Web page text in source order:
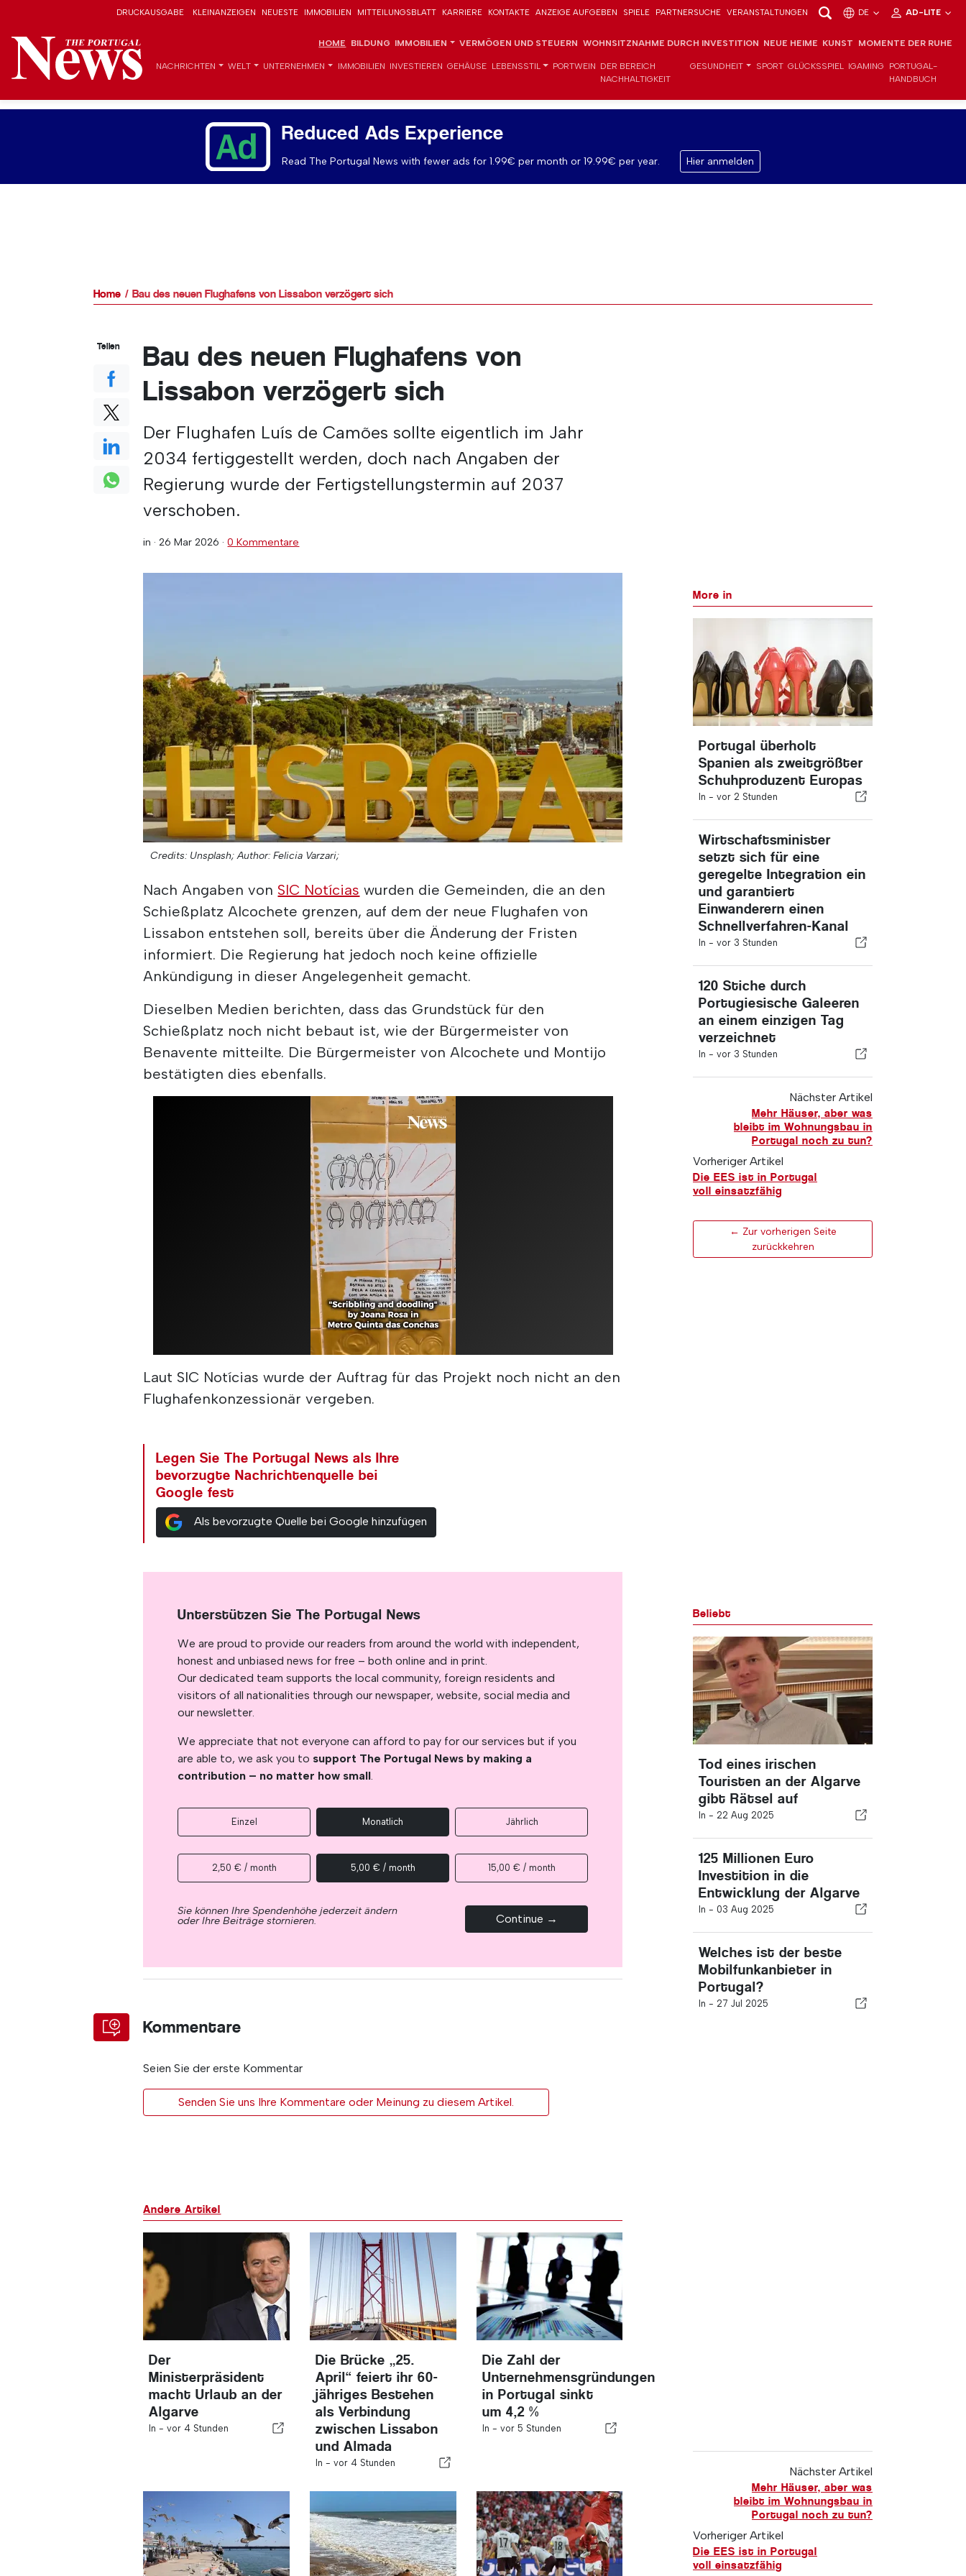
DRUCKAUSGABE KLEINANZEIGEN NEUESTE IMMOBILIEN MITTEILUNGSBLATT KARRIERE KONTAKTE ANZEIGE AUFGEBEN SPIELE PARTNERSUCHE VERANSTALTUNGEN DE AD-LITE
HOME BILDUNG IMMOBILIEN VERMÖGEN UND STEUERN WOHNSITZNAHME DURCH INVESTITION NEUE HEIME KUNST MOMENTE DER RUHE
NACHRICHTEN WELT UNTERNEHMEN IMMOBILIEN INVESTIEREN GEHÄUSE LEBENSSTIL PORTWEIN DER BEREICH
NACHHALTIGKEIT
GESUNDHEIT SPORT GLÜCKSSPIEL IGAMING
PORTUGAL-
HANDBUCH
Reduced Ads Experience
Read The Portugal News with fewer ads for 1.99€ per month or 19.99€ per year. Hier anmelden
Home Bau des neuen Flughafens von Lissabon verzögert sich
Bau des neuen Flughafens von
Lissabon verzögert sich
Der Flughafen Luís de Camões sollte eigentlich im Jahr
2034 fertiggestellt werden, doch nach Angaben der
Regierung wurde der Fertigstellungstermin auf 2037
verschoben.
in ·26 Mar 2026 ·0 Kommentare
Credits: Unsplash; Author: Felicia Varzari;
Nach Angaben von SIC Notícias wurden die Gemeinden, die an den
Schießplatz Alcochete grenzen, auf dem der neue Flughafen von
Lissabon entstehen soll, bereits über die Änderung der Fristen
informiert. Die Regierung hat jedoch noch keine offizielle
Ankündigung in dieser Angelegenheit gemacht.
Dieselben Medien berichten, dass das Grundstück für den
Schießplatz noch nicht bebaut ist, wie der Bürgermeister von
Benavente mitteilte. Die Bürgermeister von Alcochete und Montijo
bestätigten dies ebenfalls.
Laut SIC Notícias wurde der Auftrag für das Projekt noch nicht an den
Flughafenkonzessionär vergeben.
Legen Sie The Portugal News als Ihre
bevorzugte Nachrichtenquelle bei
Google fest
Als bevorzugte Quelle bei Google hinzufügen
Teilen
More in
Portugal überholt
Spanien als zweitgrößter
Schuhproduzent Europas
In - vor 2 Stunden
Wirtschaftsminister
setzt sich für eine
geregelte Integration ein
und garantiert
Einwanderern einen
Schnellverfahren-Kanal
In - vor 3 Stunden
120 Stiche durch
Portugiesische Galeeren
an einem einzigen Tag
verzeichnet
In - vor 3 Stunden
Nächster Artikel
Mehr Häuser, aber was
bleibt im Wohnungsbau in
Portugal noch zu tun?
Vorheriger Artikel
Die EES ist in Portugal
voll einsatzfähig
← Zur vorherigen Seite
zurückkehren
Unterstützen Sie The Portugal News
We are proud to provide our readers from around the world with independent,
honest and unbiased news for free – both online and in print.
Our dedicated team supports the local community, foreign residents and
visitors of all nationalities through our newspaper, website, social media and
our newsletter.
We appreciate that not everyone can afford to pay for our services but if you
are able to, we ask you to support The Portugal News by making a
contribution – no matter how small.
Einzel Monatlich Jährlich
2,50 € / month 5,00 € / month 15,00 € / month
Sie können Ihre Spendenhöhe jederzeit ändern
oder Ihre Beiträge stornieren. Continue →
Kommentare
Seien Sie der erste Kommentar
Senden Sie uns Ihre Kommentare oder Meinung zu diesem Artikel.
Beliebt
Tod eines irischen
Touristen an der Algarve
gibt Rätsel auf
In - 22 Aug 2025
125 Millionen Euro
Investition in die
Entwicklung der Algarve
In - 03 Aug 2025
Welches ist der beste
Mobilfunkanbieter in
Portugal?
In - 27 Jul 2025
Andere Artikel
Der
Ministerpräsident
macht Urlaub an der
Algarve
In -vor 4 Stunden
Die Brücke „25.
April“ feiert ihr 60-
jähriges Bestehen
als Verbindung
zwischen Lissabon
und Almada
In -vor 4 Stunden
Die Zahl der
Unternehmensgründungen
in Portugal sinkt
um 4,2 %
In - vor 5 Stunden
Nächster Artikel
Mehr Häuser, aber was
bleibt im Wohnungsbau in
Portugal noch zu tun?
Vorheriger Artikel
Die EES ist in Portugal
voll einsatzfähig